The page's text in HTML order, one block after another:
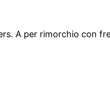
A per rimorchio con